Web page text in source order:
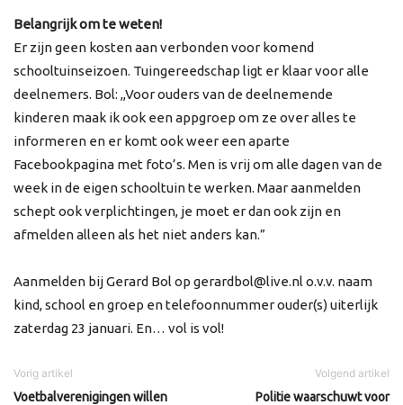
Belangrijk om te weten!
Er zijn geen kosten aan verbonden voor komend
schooltuinseizoen. Tuingereedschap ligt er klaar voor alle
deelnemers. Bol: ,,Voor ouders van de deelnemende
kinderen maak ik ook een appgroep om ze over alles te
informeren en er komt ook weer een aparte
Facebookpagina met foto’s. Men is vrij om alle dagen van de
week in de eigen schooltuin te werken. Maar aanmelden
schept ook verplichtingen, je moet er dan ook zijn en
afmelden alleen als het niet anders kan.”
Aanmelden bij Gerard Bol op gerardbol@live.nl o.v.v. naam
kind, school en groep en telefoonnummer ouder(s) uiterlijk
zaterdag 23 januari. En… vol is vol!
Vorig artikel
Voetbalverenigingen willen
Volgend artikel
Politie waarschuwt voor